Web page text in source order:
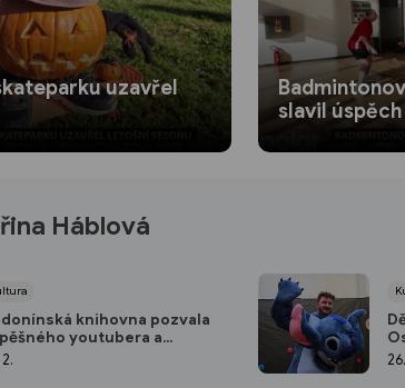
uzavřel
slavil úspěch
Háblová
knihovna pozvala
youtubera a